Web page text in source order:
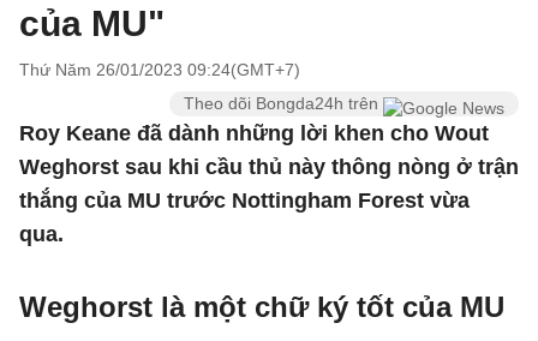
của MU"
Thứ Năm 26/01/2023 09:24(GMT+7)
Theo dõi Bongda24h trên
Roy Keane đã dành những lời khen cho Wout
Weghorst sau khi cầu thủ này thông nòng ở trận
thắng của MU trước Nottingham Forest vừa
qua.
Weghorst là một chữ ký tốt của MU